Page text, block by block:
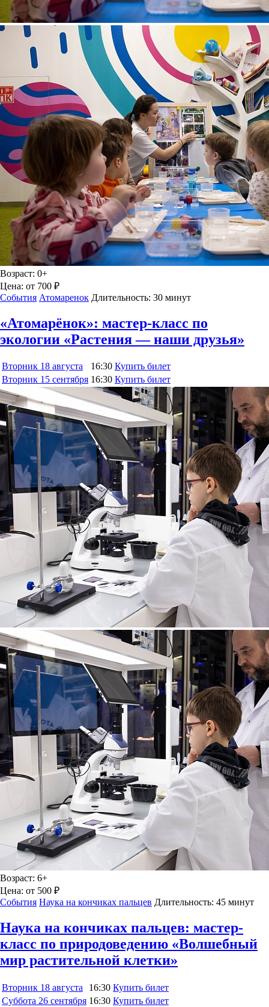
Возраст: 0+
Цена: от 700 ₽
События Атомаренок Длительность: 30 минут
«Атомарёнок»: мастер-класс по
экологии «Растения — наши друзья»
Вторник 18 августа 16:30 Купить билет
Вторник 15 сентября 16:30 Купить билет
Возраст: 6+
Цена: от 500 ₽
События Наука на кончиках пальцев Длительность: 45 минут
Наука на кончиках пальцев: мастер-
класс по природоведению «Волшебный
мир растительной клетки»
Вторник 18 августа 16:30 Купить билет
Суббота 26 сентября 16:30 Купить билет